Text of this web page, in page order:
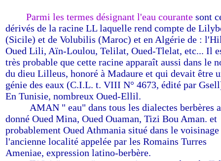
Parmi les termes désignant l'eau courante sont
dérivés de la racine LL laquelle rend compte de
(Sicile) et de Volubilis (Maroc) et en Algérie de :
Oued Lili, Aïn-Loulou, Telilat, Oued-Tlelat, etc... Il
très probable que cette racine apparaît aussi dans le
du dieu Lilleus, honoré à Madaure et qui devait être
génie des eaux (C.I.L. t. VIII N° 4673, édité par
En Tunisie, nombreux Oued-Ellil.
AMAN " eau" dans tous les dialectes berbères a
donné Oued Mina, Oued Ouaman, Tizi Bou Aman. et
probablement Oued Athmania situé dans le voisinage
l'ancienne localité appelée par les Romains Turres
Ameniae, expression latino-berbère.